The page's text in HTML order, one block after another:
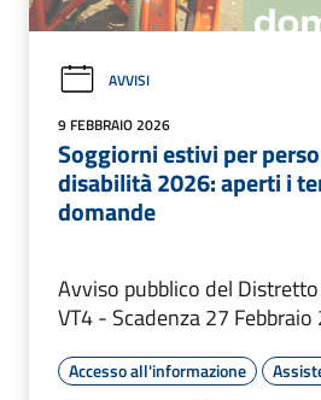
AVVISI
9 FEBBRAIO 2026
Soggiorni estivi per
disabilità 2026: aperti i
domande
Avviso pubblico del
VT4 - Scadenza 27
Accesso all'informazione